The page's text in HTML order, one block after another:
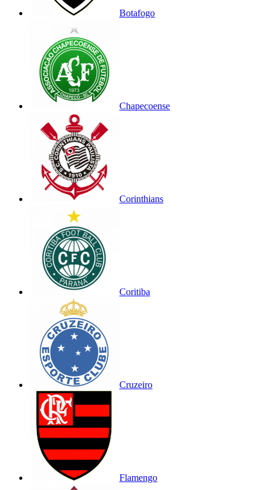
Botafogo
Chapecoense
Corinthians
Coritiba
Cruzeiro
Flamengo